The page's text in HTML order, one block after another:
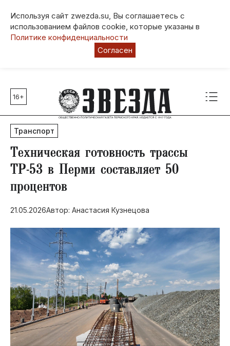
Используя сайт zwezda.su, Вы соглашаетесь с
использованием файлов cookie, которые указаны в
Политике конфиденциальности
Согласен
Главные темы
80 лет Победы
Молодежная столица РФ
СВО
Выборы в Пермском крае
Социальная поддержка
Инфраструктура
Благоустройство
16+
Транспорт
​Техническая готовность трассы
ТР-53 в Перми составляет 50
процентов
21.05.2026Автор: Анастасия Кузнецова